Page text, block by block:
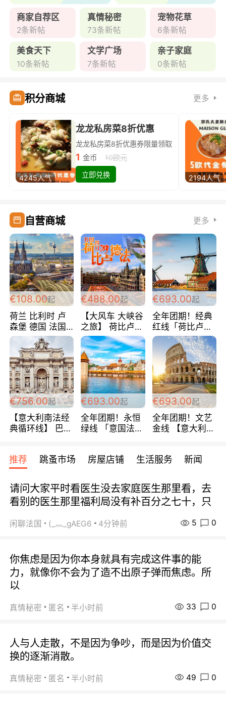
商家自荐区
2条新帖
真情秘密
73条新帖
宠物花草
6条新帖
美食天下
10条新帖
文学广场
7条新帖
亲子家庭
0条新帖
积分商城 更多
4245人气
龙龙私房菜8折优惠
龙龙私房菜8折优惠券限量领取
1 金币
10欧元
立即兑换
2194人气
自营商城 更多
€108.00起
荷兰 比利时 卢
森堡 德国 法国
超爽玩遍西欧 循
环线 全程四星宾
馆 108欧/人/天
€488.00起
【大风车 大峡谷
之旅】 荷比卢德
法 巴黎上下 经
典五国四日游
488欧/人
€693.00起
全年团期！经典
红线「荷比卢德
法」七天循环 五
国 仅售99欧/人/
天！巴黎上下！
包拼房~
€756.00起
【意大利南法经
典循环线】 巴黎
宾馆 108欧/天起
全程756欧/位
€693.00起
全年团期！永恒
绿线 「意国法
欧/天起 ~包拼房
€693.00起
全年团期！文艺
金线 【意大利一
每周铁发！
推荐 跳蚤市场 房屋店铺 生活服务 新闻
请问大家平时看医生没去家庭医生那里看，去
看别的医生那里福利局没有补百分之七十，只
闲聊法国 (_灬_gAEG6 4分钟前 5 0
你焦虑是因为你本身就具有完成这件事的能
力，就像你不会为了造不出原子弹而焦虑。所
以
真情秘密 匿名 半小时前 33 0
人与人走散，不是因为争吵，而是因为价值交
换的逐渐消散。
真情秘密 匿名 半小时前 49 0